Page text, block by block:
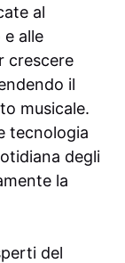
al
alle
crescere
il
musicale.
tecnologia
degli
la
del